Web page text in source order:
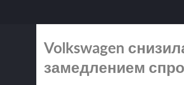
Volkswagen
замедлением